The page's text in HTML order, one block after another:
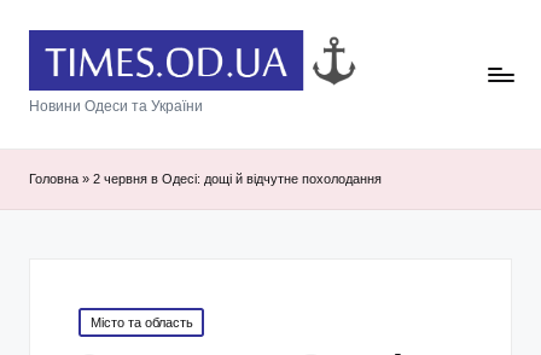
Новини Одеси та України
Головна » 2 червня в Одесі: дощі й відчутне похолодання
Posted
in
Місто та область